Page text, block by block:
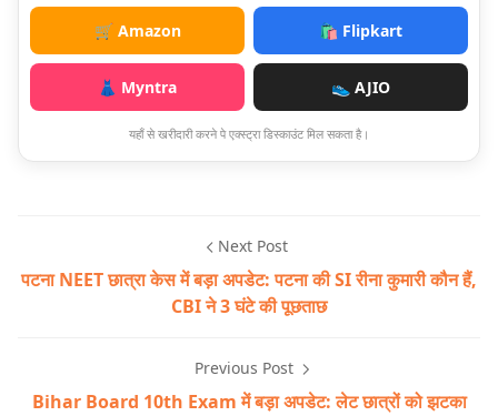
🛒 Amazon 🛍️ Flipkart
👗 Myntra 👟 AJIO
यहाँ से खरीदारी करने पे एक्स्ट्रा डिस्काउंट मिल सकता है।
Next Post
पटना NEET छात्रा केस में बड़ा अपडेट: पटना की SI रीना कुमारी कौन हैं,
CBI ने 3 घंटे की पूछताछ
Previous Post
Bihar Board 10th Exam में बड़ा अपडेट: लेट छात्रों को झटका